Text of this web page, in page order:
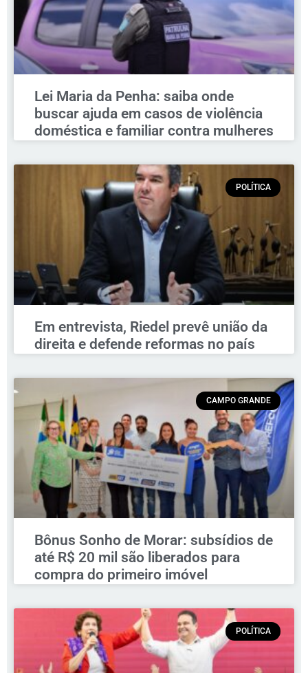
Lei Maria da Penha: saiba onde
buscar ajuda em casos de violência
doméstica e familiar contra mulheres
POLÍTICA
Em entrevista, Riedel prevê união da
direita e defende reformas no país
CAMPO GRANDE
Bônus Sonho de Morar: subsídios de
até R$ 20 mil são liberados para
compra do primeiro imóvel
POLÍTICA